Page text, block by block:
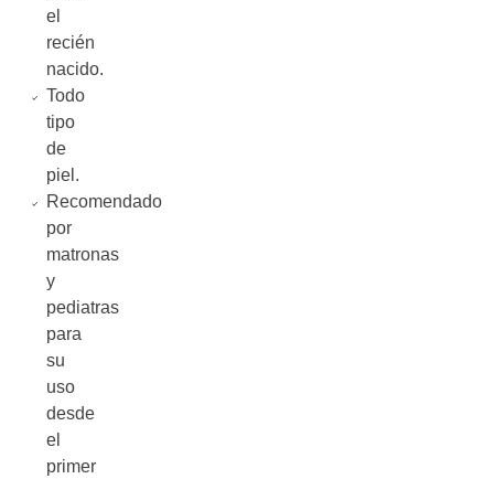
el
recién
nacido.
Todo
tipo
de
piel.
Recomendado
por
matronas
y
pediatras
para
su
uso
desde
el
primer